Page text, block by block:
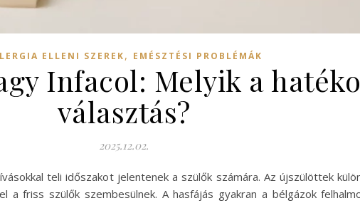
ELLENI SZEREK, EMÉSZTÉSI PROBLÉMÁK
Infacol: Melyik a
választás?
2025.12.02.
teli időszakot jelentenek a szülők számára. Az újszülöttek
a friss szülők szembesülnek. A hasfájás gyakran a bélgázok